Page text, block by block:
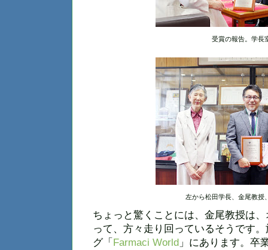
受賞の報告。学長
左から松田学長、金尾教授
ちょっと驚くことには、金尾教授は
って、方々走り回っているそうです
グ「 Farmaci World 」にあります。卒